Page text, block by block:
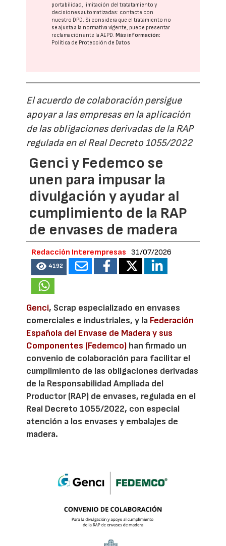
portabilidad, limitación del tratatamiento y
decisiones automatizadas: contacte con
nuestro DPD. Si considera que el tratamiento no
se ajusta a la normativa vigente, puede presentar
reclamación ante laAEPD. Más información:
Política de Protección de Datos
El acuerdo de colaboración persigue
apoyar a las empresas en la aplicación
de las obligaciones derivadas de la RAP
regulada en el Real Decreto 1055/2022
Genci y Fedemco se
unen para impusar la
divulgación y ayudar al
cumplimiento de la RAP
de envases de madera
Redacción Interempresas 31/07/2026
4192
Genci, Scrap especializado en envases
comerciales e industriales, y la Federación
Española del Envase de Madera y sus
Componentes (Fedemco) han firmado un
convenio de colaboración para facilitar el
cumplimiento de las obligaciones derivadas
de la Responsabilidad Ampliada del
Productor (RAP) de envases, regulada en el
Real Decreto 1055/2022, con especial
atención a los envases y embalajes de
madera.